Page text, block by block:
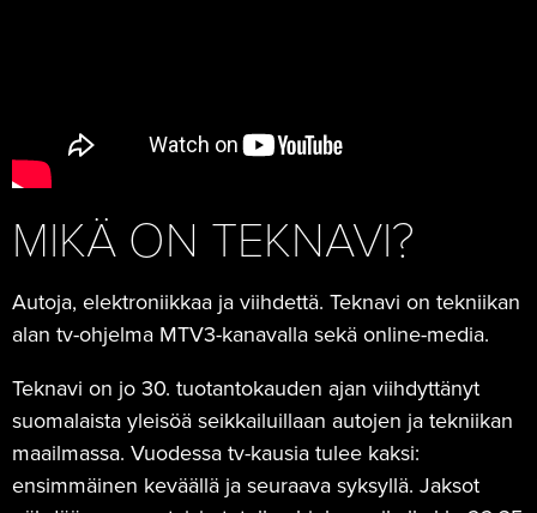
MIKÄ ON TEKNAVI?
Autoja, elektroniikkaa ja viihdettä. Teknavi on tekniikan
alan tv-ohjelma MTV3-kanavalla sekä online-media.
Teknavi on jo 30. tuotantokauden ajan viihdyttänyt
suomalaista yleisöä seikkailuillaan autojen ja tekniikan
maailmassa. Vuodessa tv-kausia tulee kaksi:
ensimmäinen keväällä ja seuraava syksyllä. Jaksot